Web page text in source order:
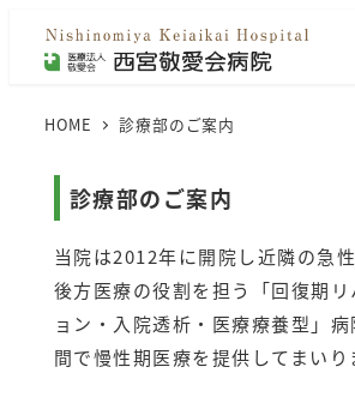
HOME 診療部のご案内
診療部のご案内
当院は2012年に開院し近隣の急
後方医療の役割を担う「回復期
ョン・入院透析・医療療養型」
間で慢性期医療を提供してまいり